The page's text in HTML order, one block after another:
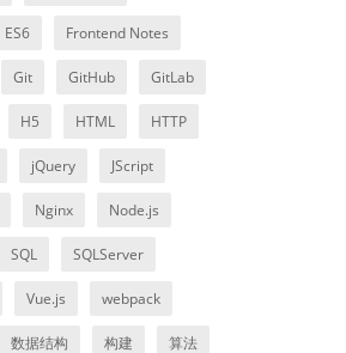
ES6 Frontend Notes
Git GitHub GitLab
H5 HTML HTTP
jQuery JScript
Nginx Node.js
SQL SQLServer
Vue.js webpack
数据结构 构建 算法